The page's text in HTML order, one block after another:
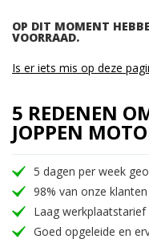
OP DIT MOMENT
VOORRAAD.
Is er iets mis op deze
5 REDENEN
JOPPEN
5 dagen per week
98% van onze
Laag
Goed opgeleide en